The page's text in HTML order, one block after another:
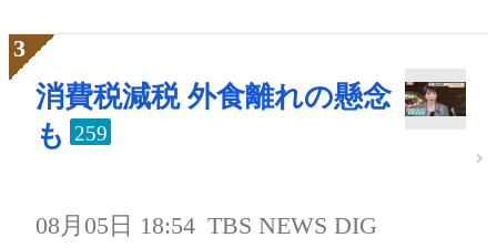
消費税減税 外食離れの懸念
も
259
08月05日 18:54 TBS NEWS DIG